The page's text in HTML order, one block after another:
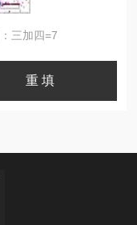
三加四=7